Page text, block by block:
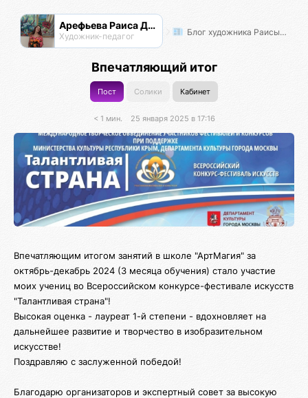
Арефьева Раиса Дмитриевна
Художник-педагог Блог художника Раисы Арефьевой
Впечатляющий итог
Пост Солики Кабинет
< 1 мин. 25 января 2025 в 17:16
Впечатляющим итогом занятий в школе "АртМагия" за
октябрь-декабрь 2024 (3 месяца обучения) стало участие
моих учениц во Всероссийском конкурсе-фестивале искусств
"Талантливая страна"!
Высокая оценка - лауреат 1-й степени - вдохновляет на
дальнейшее развитие и творчество в изобразительном
искусстве!
Поздравляю с заслуженной победой!
Благодарю организаторов и экспертный совет за высокую